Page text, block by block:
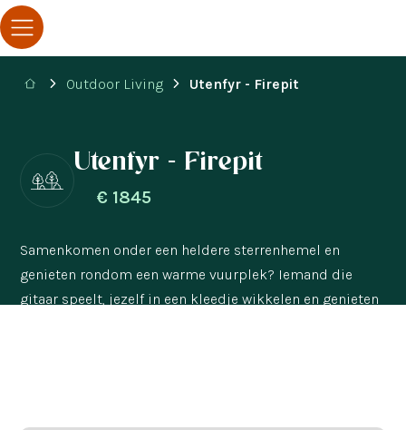
Outdoor Living Utenfyr - Firepit
Utenfyr - Firepit
€ 1845
Samenkomen onder een heldere sterrenhemel en
genieten rondom een warme vuurplek? Iemand die
gitaar speelt, jezelf in een kleedje wikkelen en genieten